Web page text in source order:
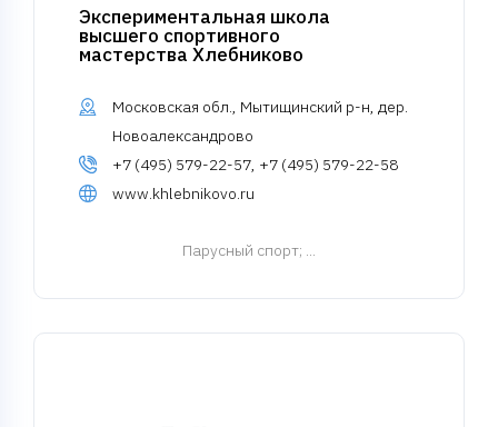
Экспериментальная школа
высшего спортивного
мастерства Хлебниково
Московская обл., Мытищинский р-н, дер.
Новоалександрово
+7 (495) 579-22-57, +7 (495) 579-22-58
www.khlebnikovo.ru
Парусный спорт; ...